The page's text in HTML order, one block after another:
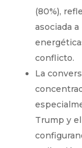
(80%),
asociada
conflicto.
La
Trump y